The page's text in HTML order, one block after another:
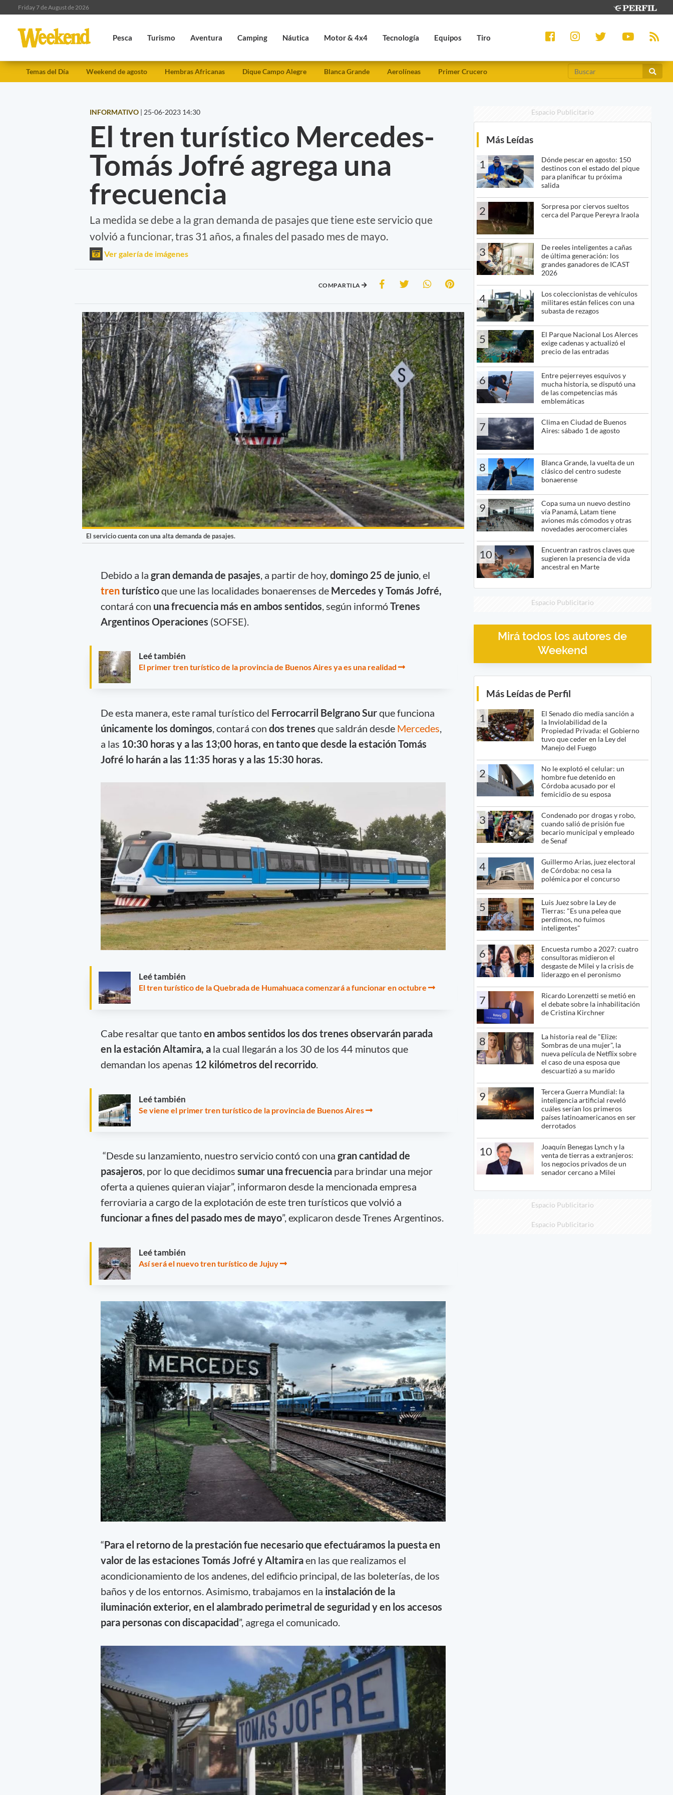
Friday 7 de August de 2026
Pesca Turismo Aventura Camping Náutica Motor & 4x4 Tecnología Equipos Tiro
Temas del Día Weekend de agosto Hembras Africanas Dique Campo Alegre Blanca Grande Aerolíneas Primer Crucero
INFORMATIVO | 25-06-2023 14:30
El tren turístico Mercedes-
Tomás Jofré agrega una
frecuencia
La medida se debe a la gran demanda de pasajes que tiene este servicio que
volvió a funcionar, tras 31 años, a finales del pasado mes de mayo.
Ver galería de imágenes
COMPARTILA
El servicio cuenta con una alta demanda de pasajes.
Debido a la gran demanda de pasajes , a partir de hoy, domingo 25 de junio, el
trenturísticoque une las localidades bonaerenses de Mercedes y Tomás Jofré,
contará con una frecuencia más en ambos sentidos , según informóTrenes
Argentinos Operaciones (SOFSE).
Leé también
El primer tren turístico de la provincia de Buenos Aires ya es una realidad
De esta manera, este ramal turístico del Ferrocarril Belgrano Surque funciona
únicamente los domingos , contará con dos trenes que saldrán desde Mercedes
a las 10:30 horas y a las 13;00 horas, en tanto que desde la estación Tomás
Jofré lo harán a las 11:35 horas y a las 15:30 horas.
Leé también
El tren turístico de la Quebrada de Humahuaca comenzará a funcionar en octubre
Cabe resaltar que tantoen ambos sentidos los dos trenes observarán parada
en la estación Altamira, ala cual llegarán a los 30 de los 44 minutos que
demandan los apenas 12 kilómetros del recorrido.
Leé también
Se viene el primer tren turístico de la provincia de Buenos Aires
“Desde su lanzamiento, nuestro servicio contó con una gran cantidad de
pasajeros, por lo que decidimos sumar una frecuenciapara brindar una mejor
oferta a quienes quieran viajar”, informaron desde la mencionada empresa
ferroviaria a cargo de la explotación de este tren turísticos que volvió a
funcionar a fines del pasado mes de mayo”, explicaron desde Trenes Argentinos.
Leé también
Así será el nuevo tren turístico de Jujuy
“Para el retorno de la prestación fue necesario que efectuáramos la puesta en
valor de las estaciones Tomás Jofré y Altamiraen las que realizamos el
acondicionamiento de los andenes, del edificio principal, de las boleterías, de los
baños y de los entornos. Asimismo, trabajamos en la instalación de la
iluminación exterior, en el alambrado perimetral de seguridad y en los accesos
para personas con discapacidad”, agrega el comunicado.
Espacio Publicitario
Más Leídas
1
Dónde pescar en agosto: 150
destinos con el estado del pique
para planificar tu próxima
salida
2
Sorpresa por ciervos sueltos
cerca del Parque Pereyra Iraola
3
De reeles inteligentes a cañas
de última generación: los
grandes ganadores de ICAST
2026
4
Los coleccionistas de vehículos
militares están felices con una
subasta de rezagos
5
El Parque Nacional Los Alerces
exige cadenas y actualizó el
precio de las entradas
6
Entre pejerreyes esquivos y
mucha historia, se disputó una
de las competencias más
emblemáticas
7
Clima en Ciudad de Buenos
Aires: sábado 1 de agosto
8
Blanca Grande, la vuelta de un
clásico del centro sudeste
bonaerense
9
Copa suma un nuevo destino
vía Panamá, Latam tiene
aviones más cómodos y otras
novedades aerocomerciales
10
Encuentran rastros claves que
sugieren la presencia de vida
ancestral en Marte
Espacio Publicitario
Mirá todos los autores de
Weekend
Más Leídas de Perfil
1
El Senado dio media sanción a
la Inviolabilidad de la
Propiedad Privada: el Gobierno
tuvo que ceder en la Ley del
Manejo del Fuego
2
No le explotó el celular: un
hombre fue detenido en
Córdoba acusado por el
femicidio de su esposa
3
Condenado por drogas y robo,
cuando salió de prisión fue
becario municipal y empleado
de Senaf
4
Guillermo Arias, juez electoral
de Córdoba: no cesa la
polémica por el concurso
5
Luis Juez sobre la Ley de
Tierras: "Es una pelea que
perdimos, no fuimos
inteligentes"
6
Encuesta rumbo a 2027: cuatro
consultoras midieron el
desgaste de Milei y la crisis de
liderazgo en el peronismo
7
Ricardo Lorenzetti se metió en
el debate sobre la inhabilitación
de Cristina Kirchner
8
La historia real de "Elize:
Sombras de una mujer", la
nueva película de Netflix sobre
el caso de una esposa que
descuartizó a su marido
9
Tercera Guerra Mundial: la
inteligencia artificial reveló
cuáles serían los primeros
países latinoamericanos en ser
derrotados
10
Joaquín Benegas Lynch y la
venta de tierras a extranjeros:
los negocios privados de un
senador cercano a Milei
Espacio Publicitario
Espacio Publicitario